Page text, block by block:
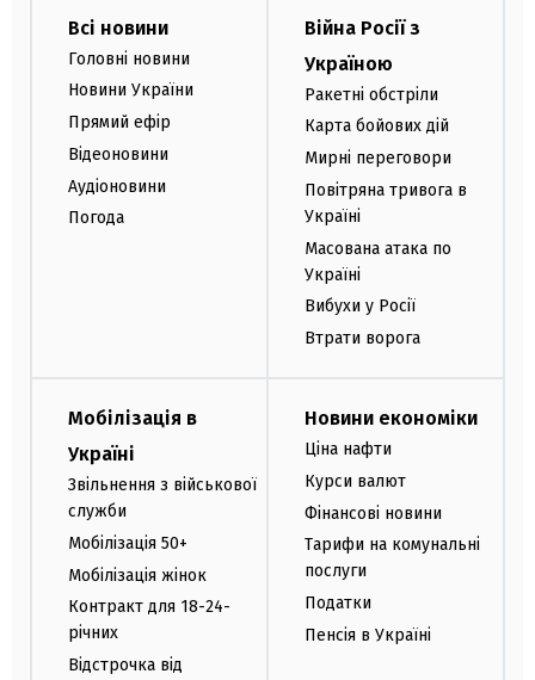
Всі новини
Головні новини
Новини України
Прямий ефір
Відеоновини
Аудіоновини
Погода
Війна Росії з
Україною
Ракетні обстріли
Карта бойових дій
Мирні переговори
Повітряна тривога в
Україні
Масована атака по
Україні
Вибухи у Росії
Втрати ворога
Мобілізація в
Україні
Звільнення з військової
служби
Мобілізація 50+
Мобілізація жінок
Контракт для 18-24-
річних
Відстрочка від
Новини економіки
Ціна нафти
Курси валют
Фінансові новини
Тарифи на комунальні
послуги
Податки
Пенсія в Україні